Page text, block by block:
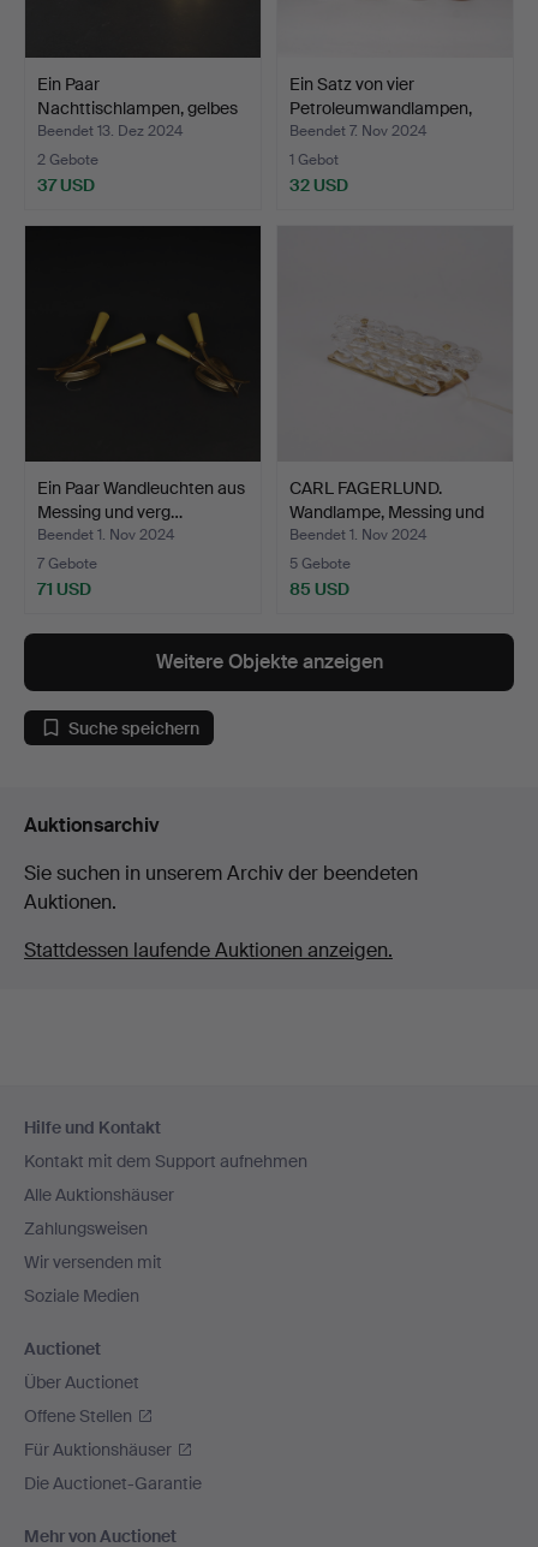
Ein Paar
Nachttischlampen, gelbes
Metall m…
Beendet 13. Dez 2024
2 Gebote
37 USD
Ein Satz von vier
Petroleumwandlampen,
ers…
Beendet 7. Nov 2024
1 Gebot
32 USD
Ein Paar Wandleuchten aus
Messing und verg…
Beendet 1. Nov 2024
7 Gebote
71 USD
CARL FAGERLUND.
Wandlampe, Messing und
Gla…
Beendet 1. Nov 2024
5 Gebote
85 USD
Weitere Objekte anzeigen
Suche speichern
Auktionsarchiv
Sie suchen in unserem Archiv der beendeten
Auktionen.
Stattdessen laufende Auktionen anzeigen.
Navigation
Hilfe und Kontakt
Kontakt mit dem Support aufnehmen
Alle Auktionshäuser
Zahlungsweisen
Wir versenden mit
Soziale Medien
Auctionet
Über Auctionet
Offene Stellen
Für Auktionshäuser
Die Auctionet-Garantie
Mehr von Auctionet